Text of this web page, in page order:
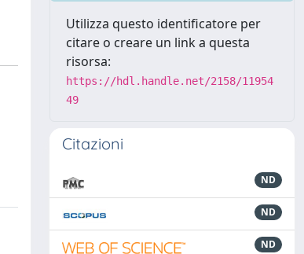
Utilizza questo identificatore per
citare o creare un link a questa
risorsa:
https://hdl.handle.net/2158/11954
49
Citazioni
ND
ND
ND